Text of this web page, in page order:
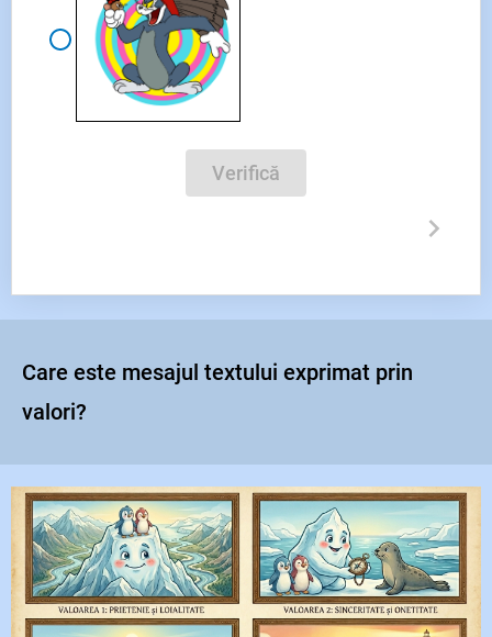
Verifică
Care este mesajul textului exprimat prin
valori?